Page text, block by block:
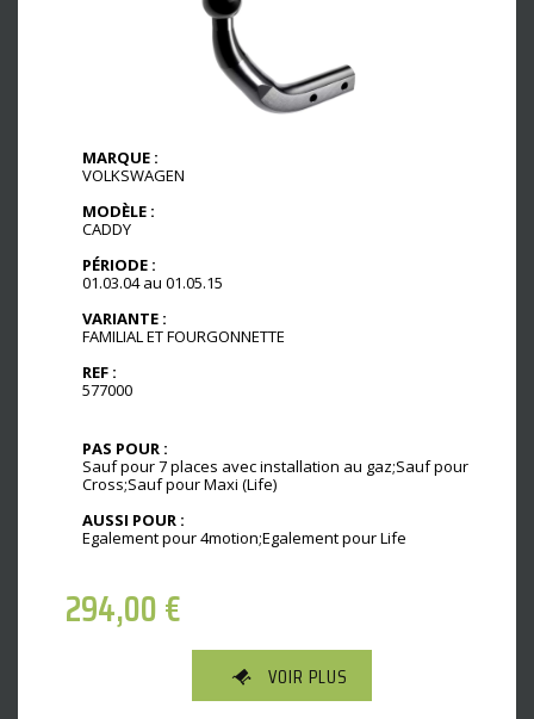
MARQUE :
VOLKSWAGEN
MODÈLE :
CADDY
PÉRIODE :
01.03.04 au 01.05.15
VARIANTE :
FAMILIAL ET FOURGONNETTE
REF :
577000
PAS POUR :
Sauf pour 7 places avec installation au gaz;Sauf pour
Cross;Sauf pour Maxi (Life)
AUSSI POUR :
Egalement pour 4motion;Egalement pour Life
294,00€
VOIR PLUS